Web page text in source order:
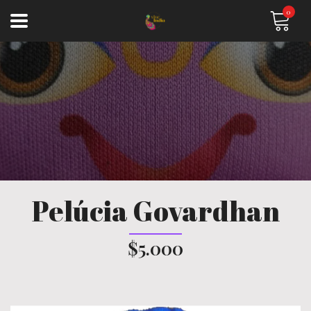
0
Pelúcia Govardhan
$5.000